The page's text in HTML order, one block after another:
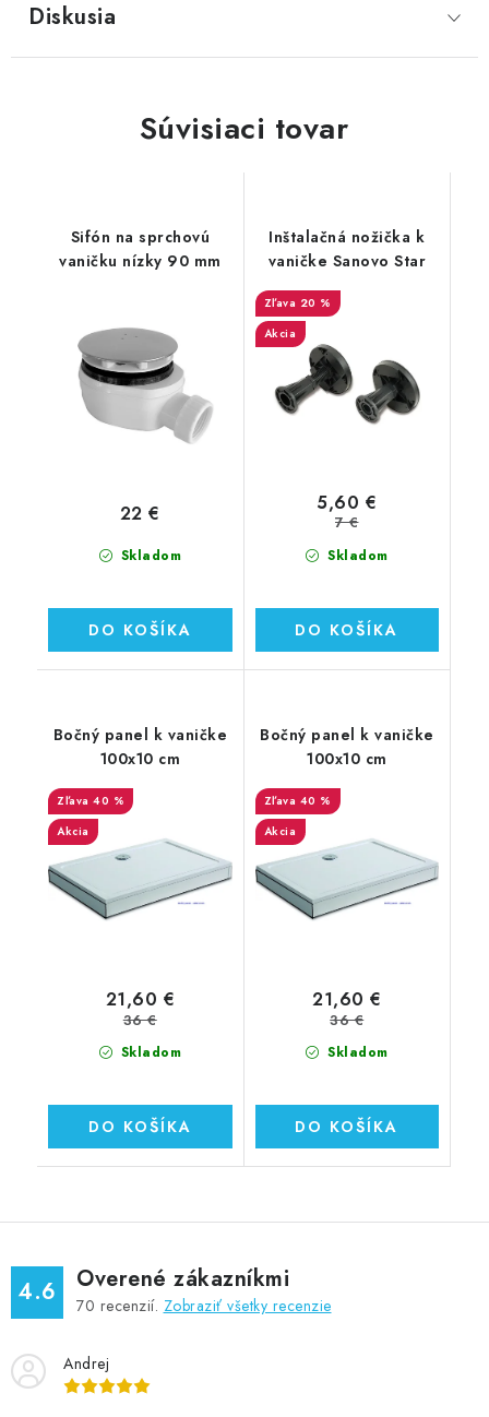
Diskusia
Súvisiaci tovar
Sifón na sprchovú
vaničku nízky 90 mm
Skladom
22 €
DO KOŠÍKA
Inštalačná nožička k
vaničke Sanovo Star
20 %
Akcia
Skladom
5,60 €
7 €
DO KOŠÍKA
Bočný panel k vaničke
100x10 cm
40 %
Akcia
Skladom
21,60 €
36 €
DO KOŠÍKA
Bočný panel k vaničke
100x10 cm
40 %
Akcia
Skladom
21,60 €
36 €
DO KOŠÍKA
4.6 Overené zákazníkmi
70 recenzií. Zobraziť všetky recenzie
Andrej